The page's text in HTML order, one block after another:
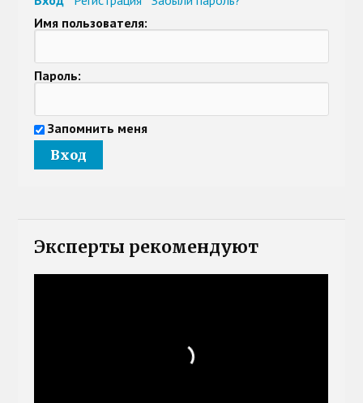
Имя пользователя:
Пароль:
Запомнить меня
Эксперты рекомендуют